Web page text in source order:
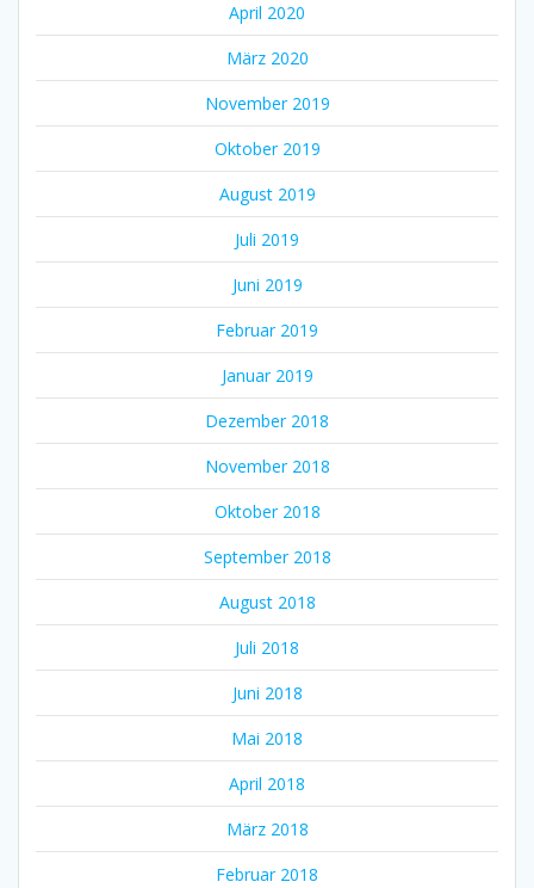
April 2020
März 2020
November 2019
Oktober 2019
August 2019
Juli 2019
Juni 2019
Februar 2019
Januar 2019
Dezember 2018
November 2018
Oktober 2018
September 2018
August 2018
Juli 2018
Juni 2018
Mai 2018
April 2018
März 2018
Februar 2018